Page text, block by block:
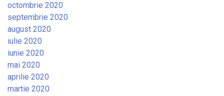
octombrie 2020
septembrie 2020
august 2020
iulie 2020
iunie 2020
mai 2020
aprilie 2020
martie 2020